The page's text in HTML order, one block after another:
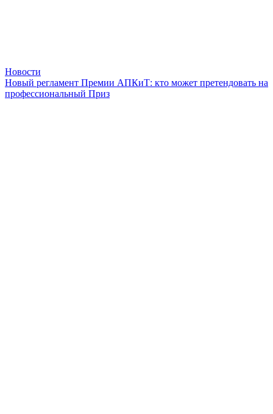
Новости
Новый регламент Премии АПКиТ: кто может претендовать на
профессиональный Приз